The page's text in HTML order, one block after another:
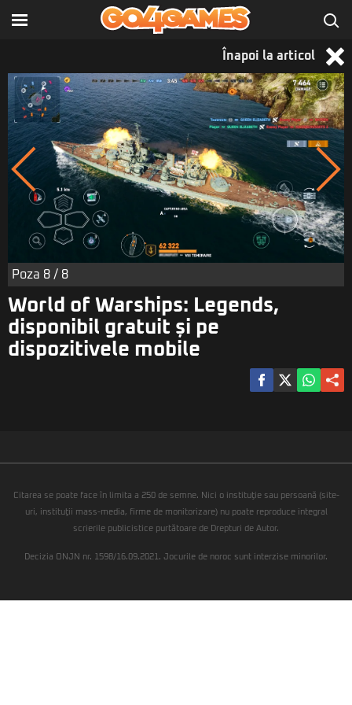
Înapoi la articol
Poza 8 / 8
World of Warships: Legends,
disponibil gratuit și pe
dispozitivele mobile
Citarea se poate face în limita a 250 de semne. Nici o instituţie sau persoană (site-
uri, instituţii mass-media, firme de monitorizare) nu poate reproduce integral
scrierile publicistice purtătoare de Drepturi de Autor.
Decizia ONJN nr. 1598/16.09.2021. Jocurile de noroc sunt interzise minorilor.